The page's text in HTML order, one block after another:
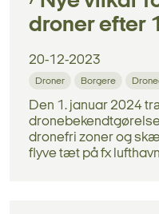
droner efter
20-12-2023
Droner Borgere
Den 1. januar 2024
dronefri zoner og
flyve tæt på fx